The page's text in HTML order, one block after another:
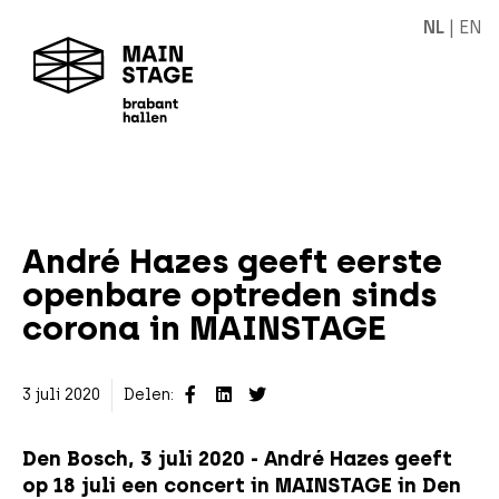
NL | EN
André Hazes geeft eerste
openbare optreden sinds
corona in MAINSTAGE
3 juli 2020 Delen:
Den Bosch, 3 juli 2020 - André Hazes geeft
op 18 juli een concert in MAINSTAGE in Den